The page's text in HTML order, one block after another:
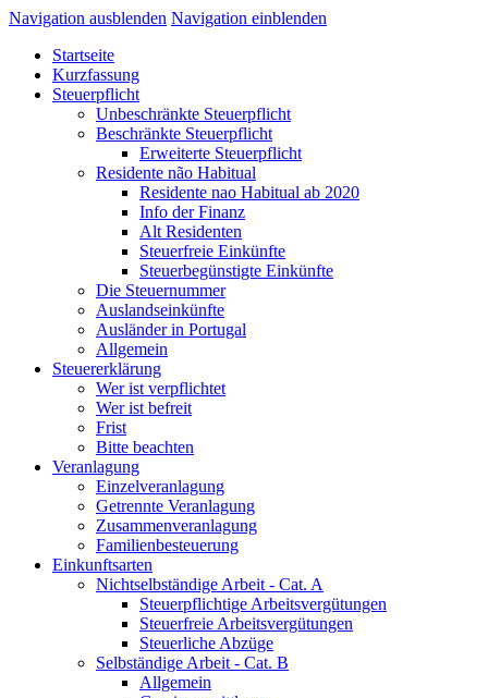
Navigation ausblenden Navigation einblenden
Startseite
Kurzfassung
Steuerpflicht
Unbeschränkte Steuerpflicht
Beschränkte Steuerpflicht
Erweiterte Steuerpflicht
Residente não Habitual
Residente nao Habitual ab 2020
Info der Finanz
Alt Residenten
Steuerfreie Einkünfte
Steuerbegünstigte Einkünfte
Die Steuernummer
Auslandseinkünfte
Ausländer in Portugal
Allgemein
Steuererklärung
Wer ist verpflichtet
Wer ist befreit
Frist
Bitte beachten
Veranlagung
Einzelveranlagung
Getrennte Veranlagung
Zusammenveranlagung
Familienbesteuerung
Einkunftsarten
Nichtselbständige Arbeit - Cat. A
Steuerpflichtige Arbeitsvergütungen
Steuerfreie Arbeitsvergütungen
Steuerliche Abzüge
Selbständige Arbeit - Cat. B
Allgemein